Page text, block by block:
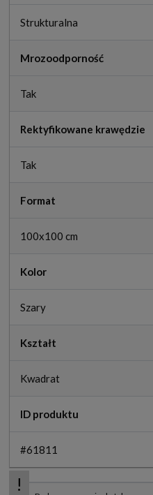
Strukturalna
Mrozoodporność
Tak
Rektyfikowane krawędzie
Tak
Format
100x100 cm
Kolor
Szary
Kształt
Kwadrat
ID produktu
#61811